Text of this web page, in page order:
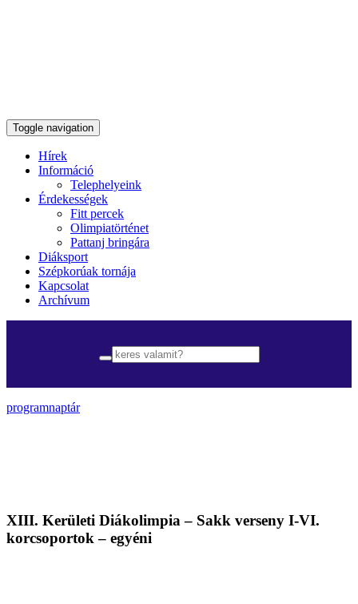
Toggle navigation
Hírek
Információ
Telephelyeink
Érdekességek
Fitt percek
Olimpiatörténet
Pattanj bringára
Diáksport
Szépkorúak tornája
Kapcsolat
Archívum
programnaptár
XIII. Kerületi Diákolimpia – Sakk verseny I-VI.
korcsoportok – egyéni